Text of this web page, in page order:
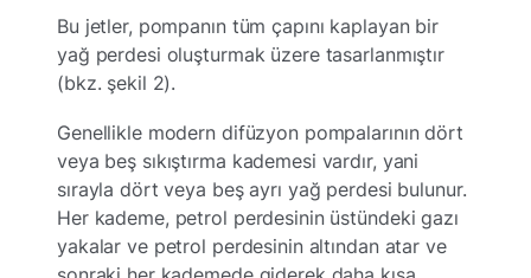
Bu jetler, pompanın tüm çapını kaplayan bir
yağ perdesi oluşturmak üzere tasarlanmıştır
(bkz. şekil 2).
Genellikle modern difüzyon pompalarının dört
veya beş sıkıştırma kademesi vardır, yani
sırayla dört veya beş ayrı yağ perdesi bulunur.
Her kademe, petrol perdesinin üstündeki gazı
yakalar ve petrol perdesinin altından atar ve